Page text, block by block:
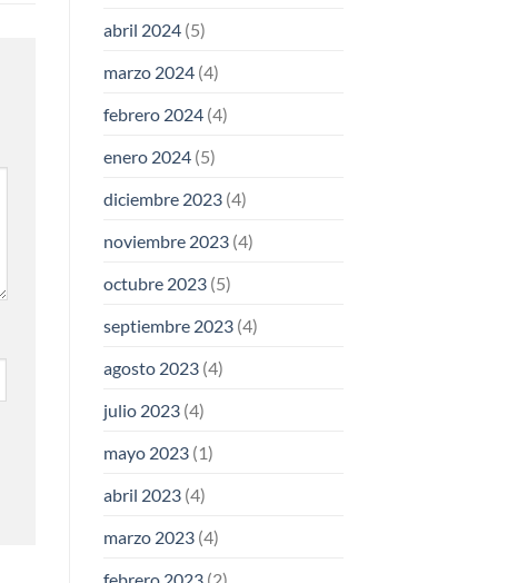
abril 2024(5)
marzo 2024(4)
febrero 2024(4)
enero 2024(5)
diciembre 2023(4)
noviembre 2023(4)
octubre 2023(5)
septiembre 2023(4)
agosto 2023(4)
julio 2023(4)
mayo 2023(1)
abril 2023(4)
marzo 2023(4)